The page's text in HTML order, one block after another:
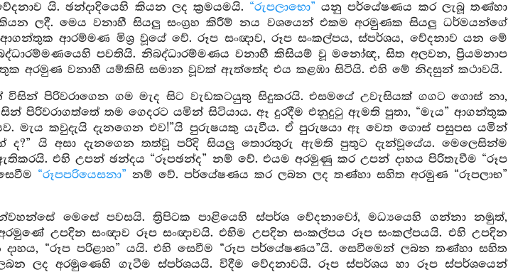
යි. ඡන්දාදියෙහි කියන ලද ක්‍රමයමයි. “රුපලාභො”යනු පර්යේෂණය කර ලැබූ තණ්හා
ලදී. මෙය වනාහී සියලු සංග්‍රහ කිරීම් නය වශයෙන් එකම අරමුණක සියලු ධර්මයන්ගේ
ආරම්මණ මිශ්‍ර වූයේ වේ. රූප සංඥාව, රූප සංකල්පය, ස්පර්ශය, වේදනාව යන මේ
පවතියි. නිබද්ධාරම්මණය වනාහී කිසියම් වූ මනෝඥ, සිත අලවන, ප්‍රියමනාප
අරමුණ වනාහී යම්කිසි සමාන වූවක් ඇත්තේද එය කළඹා සිටියි. එහි මේ නිදසුන් කථාවයි.
පිරිවරාගෙන ගම මැද සිට වැඩකටයුතු සිදුකරයි. එසමයේ උවැසියක් ගගට ගොස් නා,
පිරිවරාගත්තේ තම ගෙදරට යමින් සිටියාය. ඈ දුරදීම එනුදුටු ඇමති පුතා, “මැය” ආගන්තුක
මැය කවුදැයි දැනගෙන එව!”යි පුරුෂයකු යැවීය. ඒ පුරුෂයා ඈ වෙත ගොස් පසුපස යමින්
ද?” යි අසා දැනගෙන තත්වූ පරිදි සියලු තොරතුරු ඇමති පුතුට දැන්වූයේය. මෙලෙසින්ම
එහි උපන් ඡන්දය “රූපඡන්ද” නම් වේ. එයම අරමුණු කර උපන් දාහය පිරිතැවීම “රූප
“රූපපරියෙසනා” නම් වේ. පර්යේෂණය කර ලබන ලද තණ්හා සහිත අරමුණ “රූපලාභ”
මෙසේ පවසයි. ත්‍රිපිටක පාළියෙහි ස්පර්ශ වේදනාවෝ, මධ්‍යයෙහි ගන්නා නමුත්,
උපදින සංඥාව රූප සංඥාවයි. එහිම උපදින සංකල්පය රූප සංකල්පයයි. එහි උපදින
“රූප පරිළාහ” යයි. එහි සෙවීම “රූප පර්යේෂණය”යි. සෙවීමෙන් ලබන තණ්හා සහිත
ලද අරමුණෙහි ගැටීම ස්පර්ශයයි. විදීම වේදනාවයි. රූප ස්පර්ශය හා රූප ස්පර්ශයෙන්